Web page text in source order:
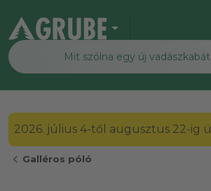
arrow_drop_down
2026. július 4-től augusztus 22-ig
chevron_left Galléros póló